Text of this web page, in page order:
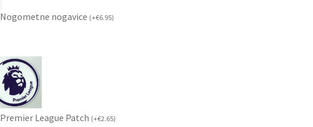
Nogometne nogavice (+€6.95)
Premier League Patch (+€2.65)